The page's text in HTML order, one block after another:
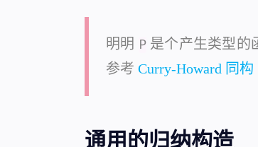
明明 P是个产生类型的
参考 Curry-Howard 同构
通用的归纳构造